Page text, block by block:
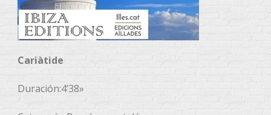
Cariàtide
Duración:4’38»